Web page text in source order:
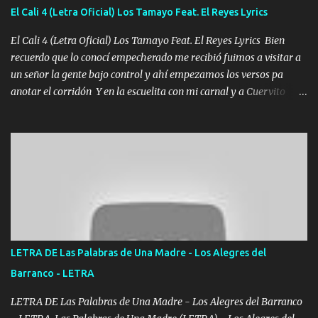
aunque ustedes no sepan Pero la vida es muy corta Hay que
echarle chingazos Y seguir trabajando porque nada es...
El Cali 4 (Letra Oficial) Los Tamayo Feat. El Reyes Lyrics
El Cali 4 (Letra Oficial) Los Tamayo Feat. El Reyes Lyrics Bien
recuerdo que lo conocí empecherado me recibió fuimos a visitar a
un señor la gente bajo control y ahí empezamos los versos pa
anotar el corridón Y en la escuelita con mi carnal y a Cuervito
verde se le extraña pa que sepan Aquí Pura GENTE DE LA RANA 🐸
POR CLAVE ES EL CALI 4 EN LA CIUDAD TIJUANA Música Al
tirante andamos mi carnal atento a cualquier necesidad no porque
se ve limpio el camino nos confiamos al andar y nunca con la
misma piedra me vuelvo a tropezar Cuando ando de enamorado
en corto me tiró a per...
LETRA DE Las Palabras de Una Madre - Los Alegres del
Barranco - LETRA
LETRA DE Las Palabras de Una Madre - Los Alegres del Barranco